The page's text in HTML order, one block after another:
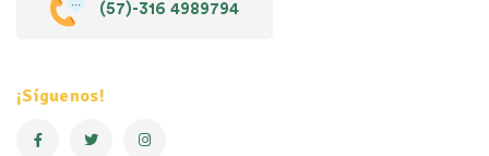
(57)-316 4989794
¡Síguenos!